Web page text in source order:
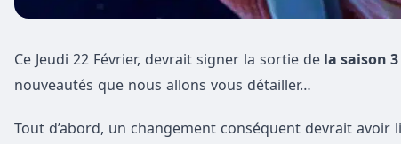
Ce Jeudi 22 Février, devrait signer la sortie de la saison
nouveautés que nous allons vous détailler…
Tout d’abord, un changement conséquent devrait